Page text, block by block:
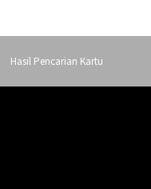
Hasil Pencarian Kartu